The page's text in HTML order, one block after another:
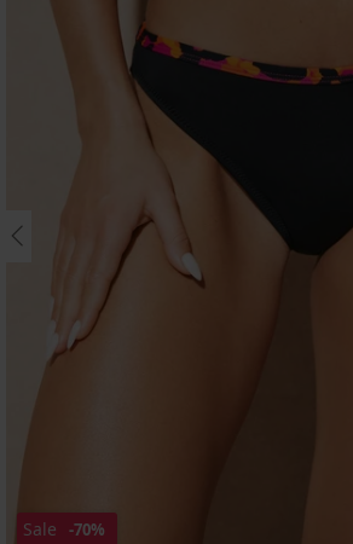
Sale -70%